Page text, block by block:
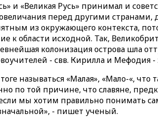
и «Великая Русь» принимал и
перед другими
из окружающего контекста,
к области исходной. Так,
колонизация острова шла
- свв. Кирилла и Мефодия
называться «Малая», «Мало-«,
по той причине, что славяне,
мы хотим правильно понимать
- пишет ученый.